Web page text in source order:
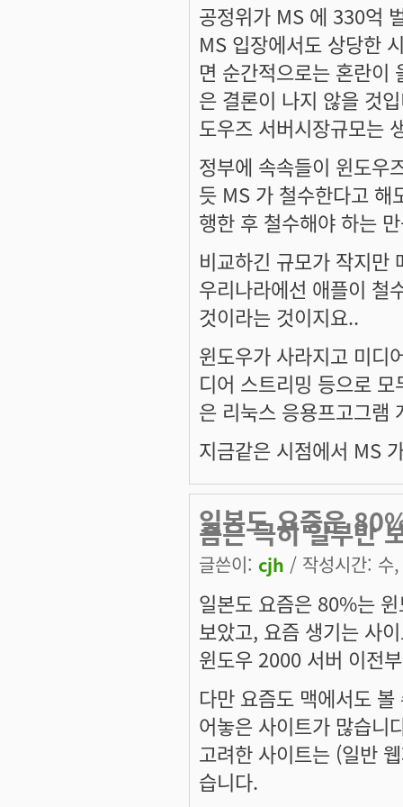
공정위가 MS 에 330억
MS 입장에서도 상당한
면 순간적으로는 혼란이
은 결론이 나지 않을 것
도우즈 서버시장규모는
정부에 속속들이 윈도우
듯 MS 가 철수한다고 해
행한 후 철수해야 하는
비교하긴 규모가 작지만
우리나라에선 애플이 철
것이라는 것이지요..
윈도우가 사라지고 미디
디어 스트리밍 등으로
은 리눅스 응용프고그램
지금같은 시점에서 MS
일본도 요즘은
즘은 극히 일부만
글쓴이: cjh / 작성시간:
일본도 요즘은 80%는
보았고, 요즘 생기는 사
윈도우 2000 서버 이전
다만 요즘도 맥에서도
어놓은 사이트가 많습니
고려한 사이트는 (일반
습니다.